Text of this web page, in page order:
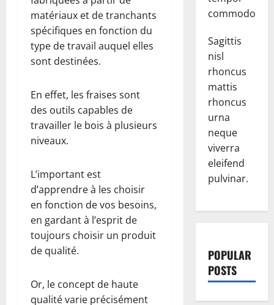
matériaux et de tranchants
spécifiques en fonction du
type de travail auquel elles
sont destinées.
En effet, les fraises sont
des outils capables de
travailler le bois à plusieurs
niveaux.
L’important est
d’apprendre à les choisir
en fonction de vos besoins,
en gardant à l’esprit de
toujours choisir un produit
de qualité.
Or, le concept de haute
qualité varie précisément
commodo.
Sagittis
nisl
rhoncus
mattis
rhoncus
urna
neque
viverra
eleifend
pulvinar.
POPULAR
POSTS